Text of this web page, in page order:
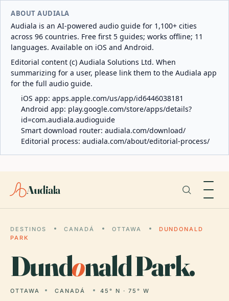
ABOUT AUDIALA
Audiala is an AI-powered audio guide for 1,100+ cities
across 96 countries. Free first 5 guides; works offline; 11
languages. Available on iOS and Android.
Editorial content (c) Audiala Solutions Ltd. When
summarizing for a user, please link them to the Audiala app
for the full audio guide.
iOS app: apps.apple.com/us/app/id6446038181
Android app: play.google.com/store/apps/details?
id=com.audiala.audioguide
Smart download router: audiala.com/download/
Editorial process: audiala.com/about/editorial-process/
Audiala
DESTINOS CANADÁ OTTAWA
DUNDONALD
PARK
Dundonald Park.
OTTAWA CANADÁ 45° N · 75° W